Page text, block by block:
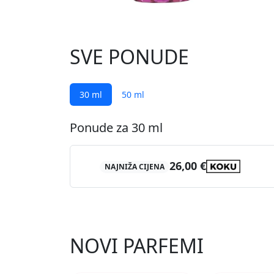
SVE PONUDE
30 ml 50 ml
Ponude za 30 ml
NAJNIŽA CIJENA 26,00 €
NOVI PARFEMI